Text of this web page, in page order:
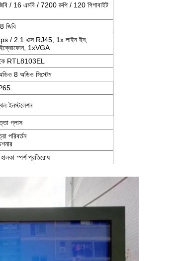
/ 16 এমবি / 7200 রুপি / 120 গিগাবাইট
জিবি
/ 2.1 এক্স RJ45, 1x লাইন ইন,
1xVGA
RTL8103EL
8 অডিও সিস্টেম
ইনস্টলেশন
গ্লাস
পরিবর্তন
স্পর্শ প্রতিরোধ